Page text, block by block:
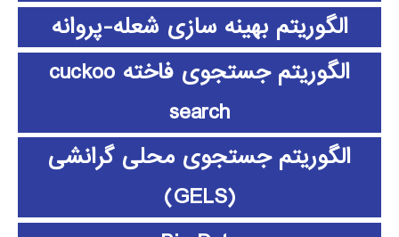
الگوریتم بهینه سازی شعله-پروانه
الگوریتم جستجوی فاخته cuckoo
search
الگوریتم جستجوی محلی گرانشی
(GELS)